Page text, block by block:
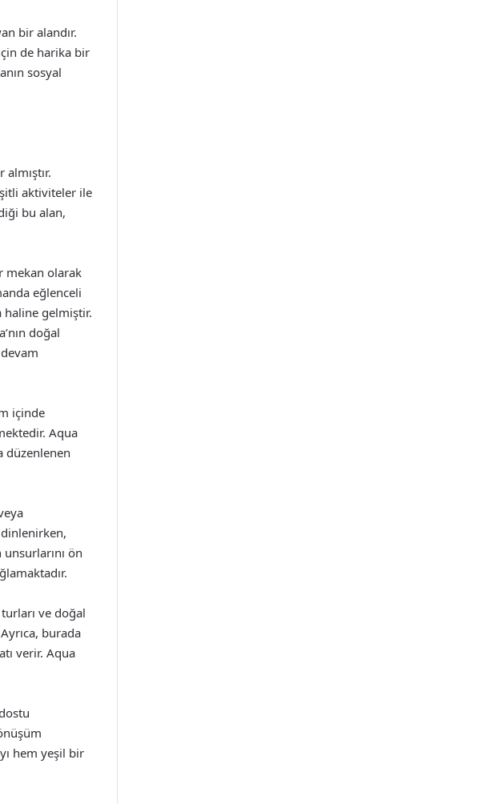
bir alandır.
de harika bir
sosyal
aktiviteler ile
bu alan,
mekan olarak
eğlenceli
haline gelmiştir.
doğal
içinde
Aqua
düzenlenen
ön
ve doğal
burada
verir. Aqua
hem yeşil bir